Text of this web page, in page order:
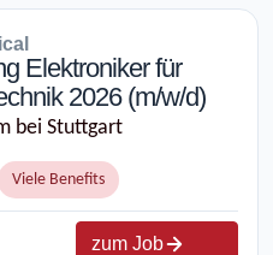
Elektroniker für
2026 (m/w/d)
bei Stuttgart
Viele Benefits
zum Job